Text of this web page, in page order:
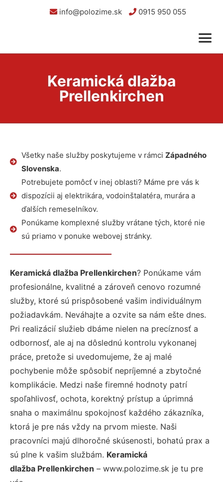
info@polozime.sk 0915 950 055
Keramická dlažba
Prellenkirchen
Všetky naše služby poskytujeme v rámci Západného
Slovenska.
Potrebujete pomôcť v inej oblasti? Máme pre vás k
dispozícii aj elektrikára, vodoinštalatéra, murára a
ďalších remeselníkov.
Ponúkame komplexné služby vrátane tých, ktoré nie
sú priamo v ponuke webovej stránky.
Keramická dlažba Prellenkirchen? Ponúkame vám
profesionálne, kvalitné a zároveň cenovo rozumné
služby, ktoré sú prispôsobené vašim individuálnym
požiadavkám. Neváhajte a ozvite sa nám ešte dnes.
Pri realizácií služieb dbáme nielen na precíznosť a
odbornosť, ale aj na dôslednú kontrolu vykonanej
práce, pretože si uvedomujeme, že aj malé
pochybenie môže spôsobiť nepríjemné a zbytočné
komplikácie. Medzi naše firemné hodnoty patrí
spoľahlivosť, ochota, korektný prístup a úprimná
snaha o maximálnu spokojnosť každého zákazníka,
ktorá je pre nás vždy na prvom mieste. Naši
pracovníci majú dlhoročné skúsenosti, bohatú prax a
sú plne k vašim službám. Keramická
dlažba Prellenkirchen – www.polozime.sk je tu pre